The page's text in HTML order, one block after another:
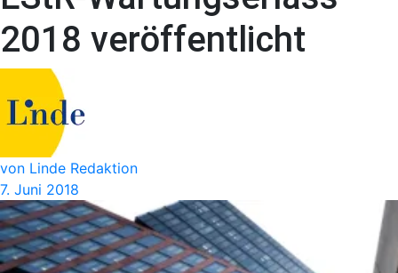
2018 veröffentlicht
von Linde Redaktion
7. Juni 2018